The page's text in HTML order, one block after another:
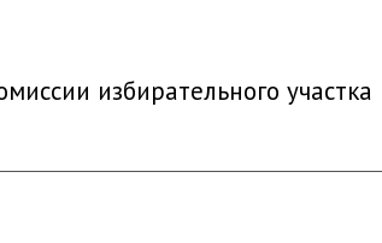
избирательного